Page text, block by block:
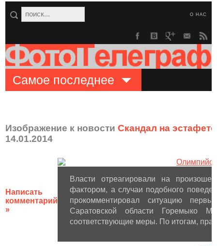
О НАС
Самое последнее
Изображение к новостиСкандал на
14.01.2014
Написать
комментарий
»
Власти отреагировали на
фактором, а случаи подобного
прокомментировал ситуацию
Саратовской области Горемыко
соответствующие меры. По итогам,